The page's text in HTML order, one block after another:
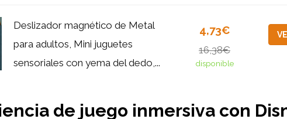
Deslizador magnético de Metal
para adultos, Mini juguetes
sensoriales con yema del dedo,...
4,73€
16,38€
disponible
de juego inmersiva con